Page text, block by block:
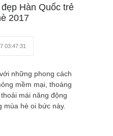
Hàn Quốc trẻ
2017
03:47:31
những phong cách
mềm mại, thoáng
mái năng động
mùa hè oi bức này.